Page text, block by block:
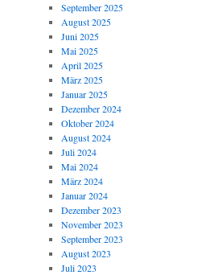
September 2025
August 2025
Juni 2025
Mai 2025
April 2025
März 2025
Januar 2025
Dezember 2024
Oktober 2024
August 2024
Juli 2024
Mai 2024
März 2024
Januar 2024
Dezember 2023
November 2023
September 2023
August 2023
Juli 2023